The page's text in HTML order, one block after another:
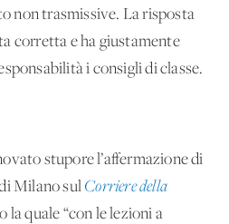
non trasmissive. La risposta
corretta e ha giustamente
i consigli di classe.
stupore l’affermazione di
Milano sul Corriere della
la quale “con le lezioni a